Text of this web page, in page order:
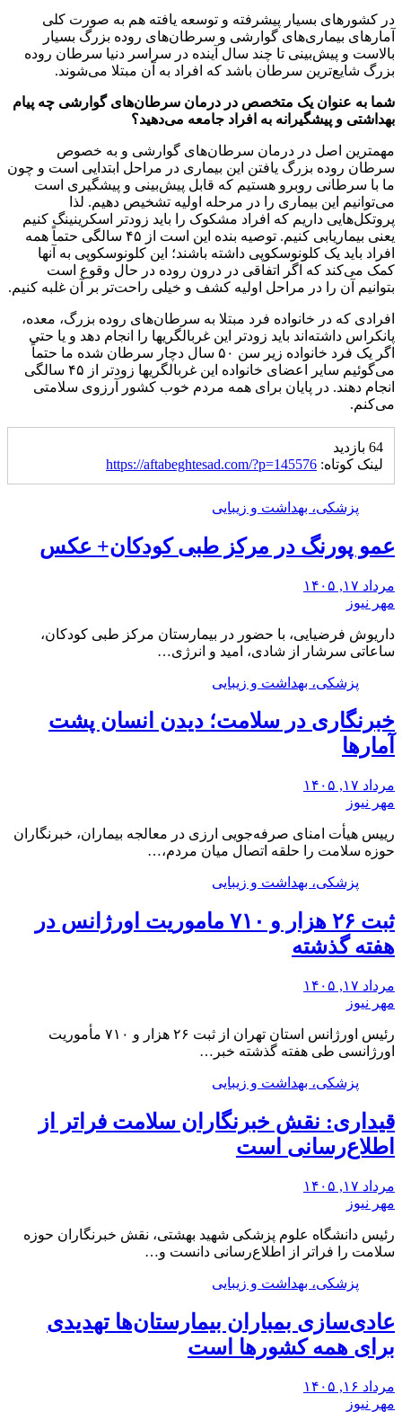
در کشورهای بسیار پیشرفته و توسعه یافته هم به صورت کلی
آمارهای بیماری‌های گوارشی و سرطان‌های روده بزرگ بسیار
بالاست و پیش‌بینی تا چند سال آینده در سراسر دنیا سرطان روده
بزرگ شایع‌ترین سرطان باشد که افراد به آن مبتلا می‌شوند.
شما به عنوان یک متخصص در درمان سرطان‌های گوارشی چه پیام
بهداشتی و پیشگیرانه به افراد جامعه می‌دهید؟
مهمترین اصل در درمان سرطان‌های گوارشی و به خصوص
سرطان روده بزرگ یافتن این بیماری در مراحل ابتدایی است و چون
ما با سرطانی روبرو هستیم که قابل پیش‌بینی و پیشگیری است
می‌توانیم این بیماری را در مرحله اولیه تشخیص دهیم. لذا
پروتکل‌هایی داریم که افراد مشکوک را باید زودتر اسکرینینگ کنیم
یعنی بیماریابی کنیم. توصیه بنده این است از ۴۵ سالگی حتماً همه
افراد باید یک کلونوسکوپی داشته باشند؛ این کلونوسکوپی به آنها
کمک می‌کند که اگر اتفاقی در درون روده در حال وقوع است
بتوانیم آن را در مراحل اولیه کشف و خیلی راحت‌تر بر آن غلبه کنیم.
افرادی که در خانواده فرد مبتلا به سرطان‌های روده بزرگ، معده،
پانکراس داشته‌اند باید زودتر این غربالگریها را انجام دهد و یا حتی
اگر یک فرد خانواده زیر سن ۵۰ سال دچار سرطان شده ما حتماً
می‌گوئیم سایر اعضای خانواده این غربالگریها زودتر از ۴۵ سالگی
انجام دهند. در پایان برای همه مردم خوب کشور آرزوی سلامتی
می‌کنم.
64 بازدید
لینک کوتاه: https://aftabeghtesad.com/?p=145576
پزشکی، بهداشت و زیبایی
عمو پورنگ در مرکز طبی کودکان+ عکس
مرداد ۱۷, ۱۴۰۵
مهر نیوز
داریوش فرضیایی، با حضور در بیمارستان مرکز طبی کودکان،
ساعاتی سرشار از شادی، امید و انرژی…
پزشکی، بهداشت و زیبایی
خبرنگاری در سلامت؛ دیدن انسان پشت
آمارها
مرداد ۱۷, ۱۴۰۵
مهر نیوز
رییس هیأت امنای صرفه‌جویی ارزی در معالجه بیماران، خبرنگاران
حوزه سلامت را حلقه اتصال میان مردم،…
پزشکی، بهداشت و زیبایی
ثبت ۲۶ هزار و ۷۱۰ ماموریت اورژانس در
هفته گذشته
مرداد ۱۷, ۱۴۰۵
مهر نیوز
رئیس اورژانس استان تهران از ثبت ۲۶ هزار و ۷۱۰ مأموریت
اورژانسی طی هفته گذشته خبر…
پزشکی، بهداشت و زیبایی
قیداری: نقش خبرنگاران سلامت فراتر از
اطلاع‌رسانی است
مرداد ۱۷, ۱۴۰۵
مهر نیوز
رئیس دانشگاه علوم پزشکی شهید بهشتی، نقش خبرنگاران حوزه
سلامت را فراتر از اطلاع‌رسانی دانست و…
پزشکی، بهداشت و زیبایی
عادی‌سازی بمباران بیمارستان‌ها تهدیدی
برای همه کشورها است
مرداد ۱۶, ۱۴۰۵
مهر نیوز